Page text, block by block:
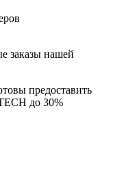
заказы нашей
предоставить
до 30%